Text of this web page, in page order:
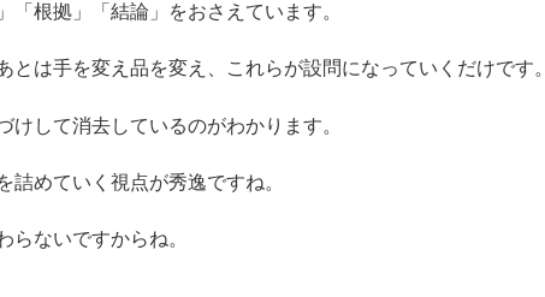
「根拠」「結論」をおさえています。
とは手を変え品を変え、これらが設問になっていくだけです。
して消去しているのがわかります。
めていく視点が秀逸ですね。
らないですからね。